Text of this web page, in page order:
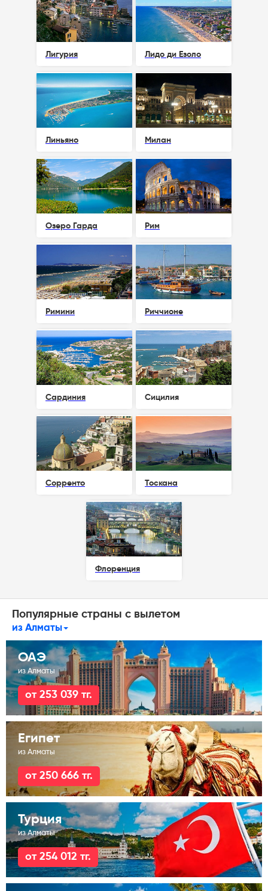
Лигурия Лидо ди Езоло
Линьяно Милан
Озеро Гарда Рим
Римини Риччионе
Сардиния Сицилия
Сорренто Тоскана
Флоренция
Популярные страны с вылетом
из Алматы
ОАЭ
из Алматы
от 253 039 тг.
Египет
из Алматы
от 250 666 тг.
Турция
из Алматы
от 254 012 тг.